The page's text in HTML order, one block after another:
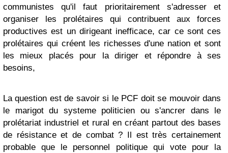
communistes qu'il faut prioritairement s'adresser et
organiser les prolétaires qui contribuent aux forces
productives est un dirigeant inefficace, car ce sont ces
prolétaires qui créent les richesses d'une nation et sont
les mieux placés pour la diriger et répondre à ses
besoins,
La question est de savoir si le PCF doit se mouvoir dans
le marigot du systeme politicien ou s'ancrer dans le
prolétariat industriel et rural en créant partout des bases
de résistance et de combat ? Il est très certainement
probable que le personnel politique qui vote pour la